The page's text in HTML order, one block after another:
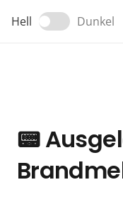
Hell Dunkel
📟